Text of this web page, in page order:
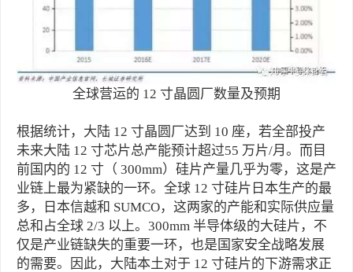
全球营运的 12 寸晶圆厂数量及预期
根据统计，大陆 12 寸晶圆厂达到 10 座，若全部投产
未来大陆 12 寸芯片总产能预计超过55 万片/月。而目
前国内的 12 寸（ 300mm）硅片产量几乎为零，这是产
业链上最为紧缺的一环。全球 12 寸硅片日本生产的最
多，日本信越和 SUMCO，这两家的产能和实际供应量
总和占全球 2/3 以上。300mm 半导体级的大硅片，不
仅是产业链缺失的重要一环，也是国家安全战略发展
的需要。因此，大陆本土对于 12 寸硅片的下游需求正